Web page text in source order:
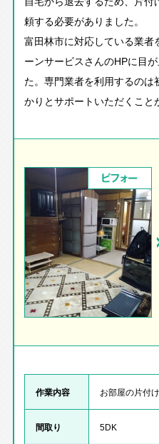
頼する必要がありました。
富田林市に対応している業者
ーンサービスさんのHPに目
た。専門業者を利用するの
かりとサポートいただくこと
ビフォー
作業内容 お部屋の片付け
間取り 5DK